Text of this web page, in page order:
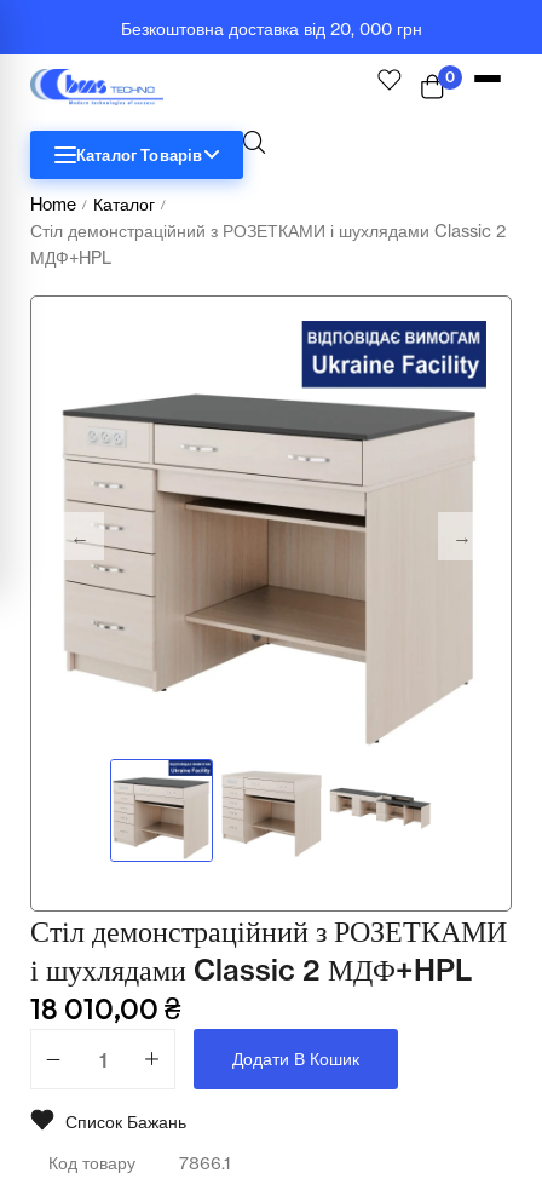
Безкоштовна доставка від 20, 000 грн
0
Каталог Товарів
Комп'ютерна техніка
Меблі
Медичні тренажери та манекени
Освіта
Телерадіо обладнання
Хімія
Захист України
STEM
Підкатегорії відсутні.
Home / Каталог /
Стіл демонстраційний з РОЗЕТКАМИ і шухлядами Classic 2
МДФ+HPL
Стіл демонстраційний з РОЗЕТКАМИ
і шухлядами Classic 2 МДФ+HPL
18 010,00 ₴
Додати В Кошик
Список Бажань
Код товару 7866.1